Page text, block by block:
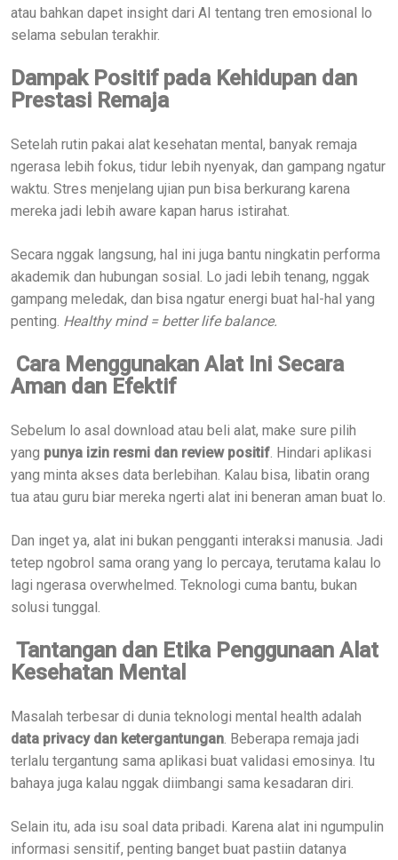
atau bahkan dapet insight dari AI tentang tren emosional lo
selama sebulan terakhir.
Dampak Positif pada Kehidupan dan
Prestasi Remaja
Setelah rutin pakai alat kesehatan mental, banyak remaja
ngerasa lebih fokus, tidur lebih nyenyak, dan gampang ngatur
waktu. Stres menjelang ujian pun bisa berkurang karena
mereka jadi lebih aware kapan harus istirahat.
Secara nggak langsung, hal ini juga bantu ningkatin performa
akademik dan hubungan sosial. Lo jadi lebih tenang, nggak
gampang meledak, dan bisa ngatur energi buat hal-hal yang
penting. Healthy mind = better life balance.
Cara Menggunakan Alat Ini Secara
Aman dan Efektif
Sebelum lo asal download atau beli alat, make sure pilih
yang punya izin resmi dan review positif . Hindari aplikasi
yang minta akses data berlebihan. Kalau bisa, libatin orang
tua atau guru biar mereka ngerti alat ini beneran aman buat lo.
Dan inget ya, alat ini bukan pengganti interaksi manusia. Jadi
tetep ngobrol sama orang yang lo percaya, terutama kalau lo
lagi ngerasa overwhelmed. Teknologi cuma bantu, bukan
solusi tunggal.
Tantangan dan Etika Penggunaan Alat
Kesehatan Mental
Masalah terbesar di dunia teknologi mental health adalah
data privacy dan ketergantungan . Beberapa remaja jadi
terlalu tergantung sama aplikasi buat validasi emosinya. Itu
bahaya juga kalau nggak diimbangi sama kesadaran diri.
Selain itu, ada isu soal data pribadi. Karena alat ini ngumpulin
informasi sensitif, penting banget buat pastiin datanya